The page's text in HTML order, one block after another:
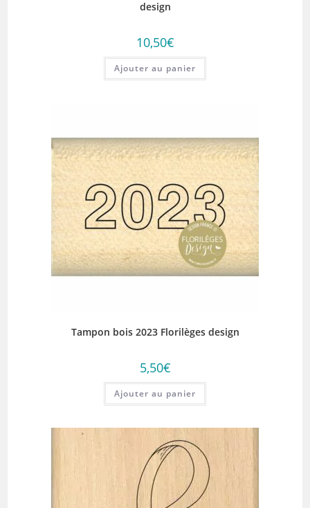
design
10,50€
Ajouter au panier
Tampon bois 2023 Florilèges design
5,50€
Ajouter au panier